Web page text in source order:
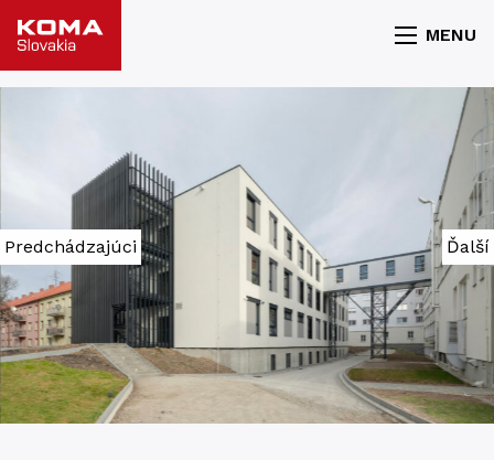
MENU
Predchádzajúci Ďalší